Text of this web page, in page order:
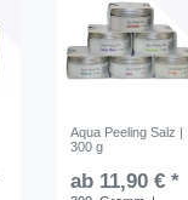
Aqua Peeling Salz |
300 g
ab 11,90 € *